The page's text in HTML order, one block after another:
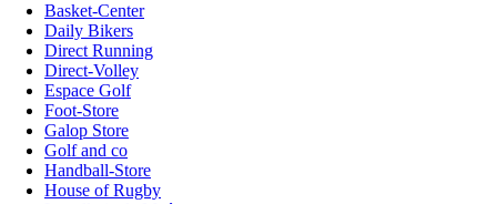
Basket-Center
Daily Bikers
Direct Running
Direct-Volley
Espace Golf
Foot-Store
Galop Store
Golf and co
Handball-Store
House of Rugby